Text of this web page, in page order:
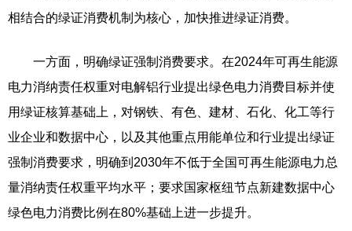
相结合的绿证消费机制为核心，加快推进绿证消费。
一方面，明确绿证强制消费要求。在2024年可再生能源
电力消纳责任权重对电解铝行业提出绿色电力消费目标并使
用绿证核算基础上，对钢铁、有色、建材、石化、化工等行
业企业和数据中心，以及其他重点用能单位和行业提出绿证
强制消费要求，明确到2030年不低于全国可再生能源电力总
量消纳责任权重平均水平；要求国家枢纽节点新建数据中心
绿色电力消费比例在80%基础上进一步提升。